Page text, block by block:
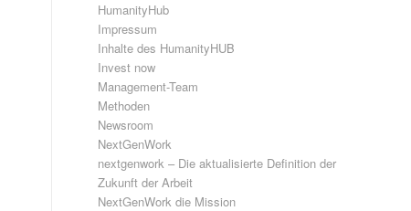
HumanityHub
Impressum
Inhalte des HumanityHUB
Invest now
Management-Team
Methoden
Newsroom
NextGenWork
nextgenwork – Die aktualisierte Definition der
Zukunft der Arbeit
NextGenWork die Mission